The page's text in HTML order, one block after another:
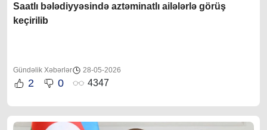
Saatlı bələdiyyəsində aztəminatlı ailələrlə görüş
keçirilib
Gündəlik Xəbərlər 28-05-2026
2 0 4347